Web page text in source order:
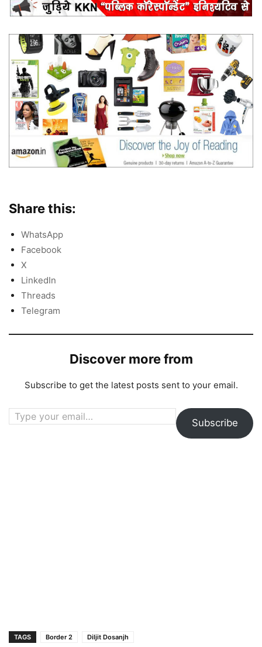
Share this:
WhatsApp
Facebook
X
LinkedIn
Threads
Telegram
Discover more from
Subscribe to get the latest posts sent to your email.
Type your email…
Subscribe
TAGS Border 2 Diljit Dosanjh